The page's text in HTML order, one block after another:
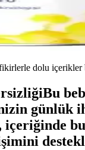
dolu içerikler
günlük